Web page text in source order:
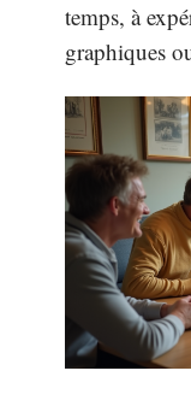
temps, à
graphiques